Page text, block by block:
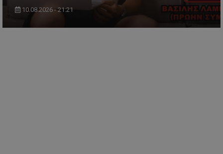
10.08.2026 - 21:21